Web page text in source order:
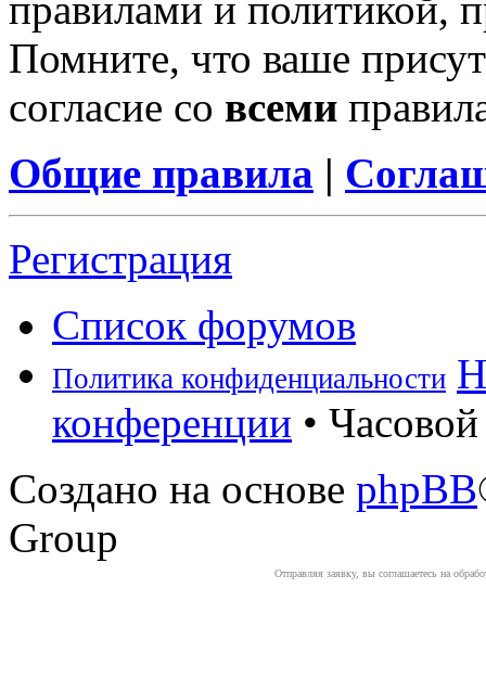
Помните, что ваше
согласие со всеми
Общие правила |
Регистрация
Список форумов
Политика конфиденциальности
конференции •
Создано на основе phpBB
Group
Отправляя заявку, вы соглашаетесь на